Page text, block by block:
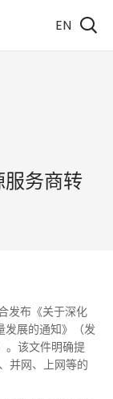
EN
务商转
发布《关于深化
发展的通知》（发
。该文件明确提
并网、上网等的